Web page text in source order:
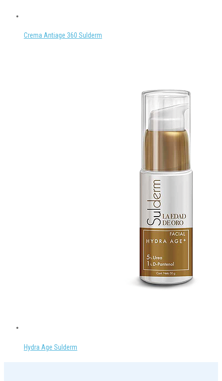
Crema Antiage 360 Sulderm
Hydra Age Sulderm